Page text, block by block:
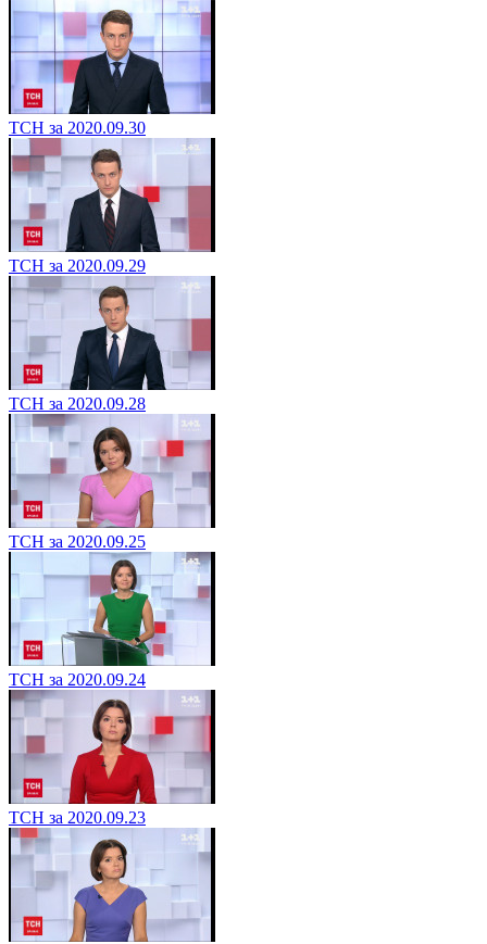
ТСН за 2020.09.30
ТСН за 2020.09.29
ТСН за 2020.09.28
ТСН за 2020.09.25
ТСН за 2020.09.24
ТСН за 2020.09.23